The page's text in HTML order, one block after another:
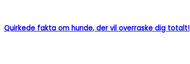
Quirkede fakta om hunde, der vil overraske dig totalt!